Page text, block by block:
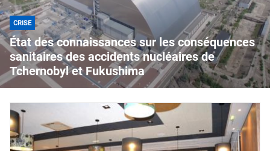
CRISE
État des connaissances sur les conséquences
sanitaires des accidents nucléaires de
Tchernobyl et Fukushima